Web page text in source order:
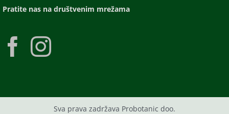
Pratite nas na društvenim mrežama
Sva prava zadržava Probotanic doo.